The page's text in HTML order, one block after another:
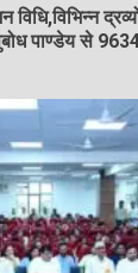
विधि,विभिन्न
पाण्डेय से